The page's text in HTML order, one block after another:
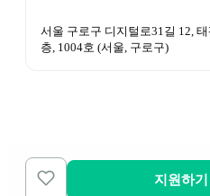
서울 구로구 디지털로31길 12,
층, 1004호 (서울, 구로구)
지원하기